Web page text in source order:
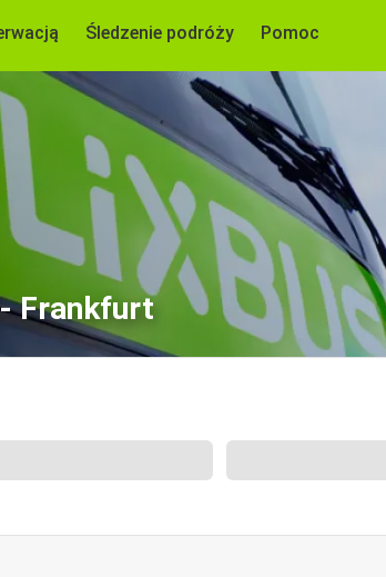
Śledzenie podróży Pomoc
Frankfurt